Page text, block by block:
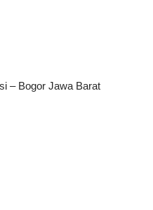
– Bogor Jawa Barat